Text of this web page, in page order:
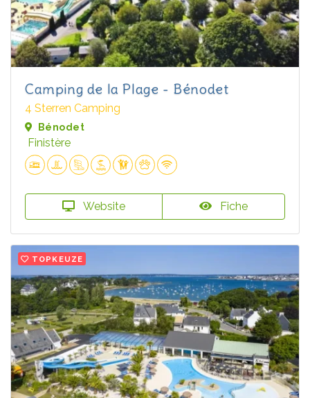
Camping de la Plage - Bénodet
4 Sterren Camping
Bénodet
Finistère
Website Fiche
TOPKEUZE